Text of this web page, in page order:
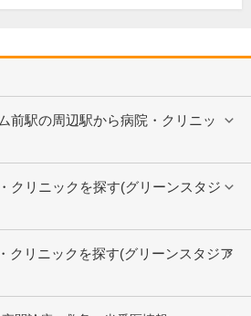
前駅の周辺駅から病院・クリニッ
クリニックを探す(グリーンスタジ
クリニックを探す(グリーンスタジア